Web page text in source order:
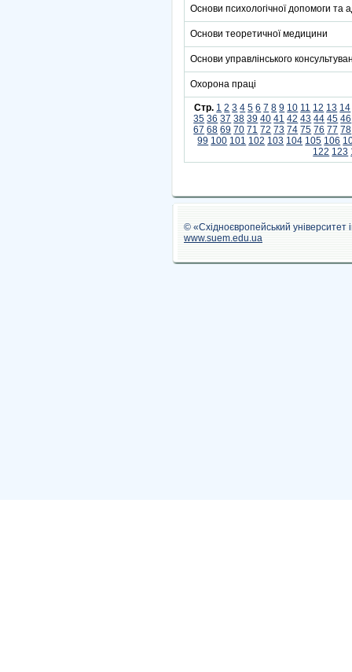
Основи психологічної допомоги та
Основи теоретичної медицини
Основи управлінського
Охорона праці
Стр. 1 2 3 4 5 6 7 8 9 10 11 12 13 14
35 36 37 38 39 40 41 42 43 44 45 46
67 68 69 70 71 72 73 74 75 76 77 78
99 100 101 102 103 104 105 106
122 123
© «Східноєвропейський
www.suem.edu.ua